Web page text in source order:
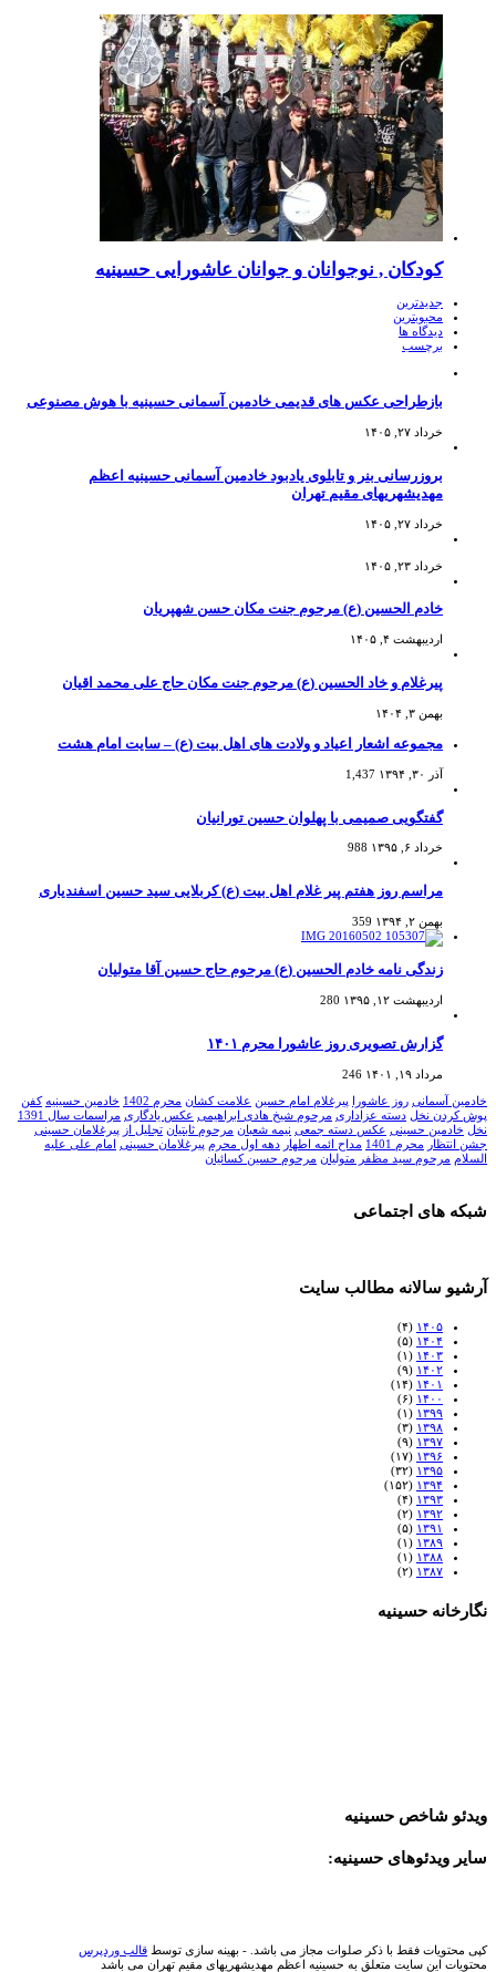
کودکان , نوجوانان و جوانان عاشورایی حسینیه
جدیدترین
محبوبترین
دیدگاه ها
برچسب
بازطراحی عکس های قدیمی خادمین آسمانی حسینیه با هوش مصنوعی
خرداد ۲۷, ۱۴۰۵
بروزرسانی بنر و تابلوی یادبود خادمین آسمانی حسینیه اعظم
مهدیشهریهای مقیم تهران
خرداد ۲۷, ۱۴۰۵
خرداد ۲۳, ۱۴۰۵
خادم الحسین (ع) مرحوم جنت مکان حسن شهپریان
اردیبهشت ۴, ۱۴۰۵
پیرغلام و خاد الحسین (ع) مرحوم جنت مکان حاج علی محمد اقیان
بهمن ۳, ۱۴۰۴
مجموعه اشعار اعیاد و ولادت های اهل بیت (ع) – سایت امام هشت
آذر ۳۰, ۱۳۹۴ 1,437
گفتگویی صمیمی با پهلوان حسین تورانیان
خرداد ۶, ۱۳۹۵ 988
مراسم روز هفتم پیر غلام اهل بیت (ع) کربلایی سید حسین اسفندیاری
بهمن ۲, ۱۳۹۴ 359
زندگی نامه خادم الحسین (ع) مرحوم حاج حسین آقا متولیان
اردیبهشت ۱۲, ۱۳۹۵ 280
گزارش تصویری روز عاشورا محرم ۱۴۰۱
مرداد ۱۹, ۱۴۰۱ 246
خادمین آسمانی روز عاشورا پیرغلام امام حسین علامت کشان محرم 1402 خادمین حسینیه کفن
پوش کردن نخل دسته عزاداری مرحوم شیخ هادی ابراهیمی عکس یادگاری مراسمات سال 1391
نخل خادمین حسینی عکس دسته جمعی نیمه شعبان مرحوم ثابتیان تجلیل از پیرغلامان حسینی
جشن انتظار
محرم 1401 مداح ائمه اطهار دهه اول محرم پیرغلامان حسینی
امام علی علیه
السلام مرحوم سید مظفر متولیان مرحوم حسین کسائیان
شبکه های اجتماعی
آرشیو سالانه مطالب سایت
۱۴۰۵ (۴)
۱۴۰۴ (۵)
۱۴۰۳ (۱)
۱۴۰۲ (۹)
۱۴۰۱ (۱۴)
۱۴۰۰ (۶)
۱۳۹۹ (۱)
۱۳۹۸ (۳)
۱۳۹۷ (۹)
۱۳۹۶ (۱۷)
۱۳۹۵ (۳۲)
۱۳۹۴ (۱۵۲)
۱۳۹۳ (۴)
۱۳۹۲ (۲)
۱۳۹۱ (۵)
۱۳۸۹ (۱)
۱۳۸۸ (۱)
۱۳۸۷ (۲)
نگارخانه حسینیه
ویدئو شاخص حسینیه
سایر ویدئوهای حسینیه:
کپی محتویات فقط با ذکر صلوات مجاز می باشد. - بهینه سازی توسط قالب وردپرس
محتویات این سایت متعلق به حسینیه اعظم مهدیشهریهای مقیم تهران می باشد